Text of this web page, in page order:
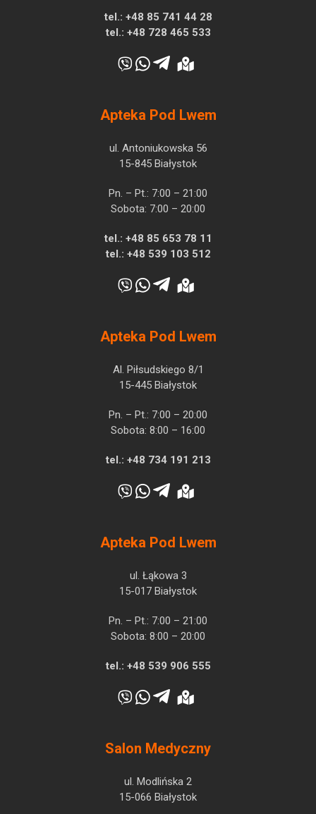
tel.: +48 85 741 44 28
tel.: +48 728 465 533
Apteka Pod Lwem
ul. Antoniukowska 56
15-845 Białystok
Pn. – Pt.: 7:00 – 21:00
Sobota: 7:00 – 20:00
tel.: +48 85 653 78 11
tel.: +48 539 103 512
Apteka Pod Lwem
Al. Piłsudskiego 8/1
15-445 Białystok
Pn. – Pt.: 7:00 – 20:00
Sobota: 8:00 – 16:00
tel.: +48 734 191 213
Apteka Pod Lwem
ul. Łąkowa 3
15-017 Białystok
Pn. – Pt.: 7:00 – 21:00
Sobota: 8:00 – 20:00
tel.: +48 539 906 555
Salon Medyczny
ul. Modlińska 2
15-066 Białystok